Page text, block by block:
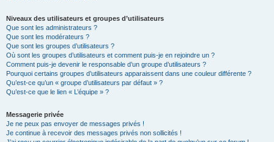
Niveaux des utilisateurs et groupes d’utilisateurs
Que sont les administrateurs ?
Que sont les modérateurs ?
Que sont les groupes d’utilisateurs ?
Où sont les groupes d’utilisateurs et comment puis-je en rejoindre un ?
Comment puis-je devenir le responsable d’un groupe d’utilisateurs ?
Pourquoi certains groupes d’utilisateurs apparaissent dans une couleur différente ?
Qu’est-ce qu’un « groupe d’utilisateurs par défaut » ?
Qu’est-ce que le lien « L’équipe » ?
Messagerie privée
Je ne peux pas envoyer de messages privés !
Je continue à recevoir des messages privés non sollicités !